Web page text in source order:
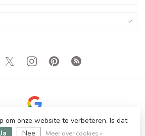
Showroom Leegverkoop! Tot 80%
Korting
om onze website te verbeteren. Is dat
Ja Nee Meer over cookies »